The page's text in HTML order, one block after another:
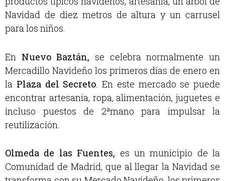
Navidad de diez metros de altura y un carrusel
para los niños.
En Nuevo Baztán, se celebra normalmente un
Mercadillo Navideño los primeros días de enero en
la Plaza del Secreto . En este mercado se puede
encontrar artesanía, ropa, alimentación, juguetes e
incluso puestos de 2ªmano para impulsar la
reutilización.
Olmeda de las Fuentes, es un municipio de la
Comunidad de Madrid, que al llegar la Navidad se